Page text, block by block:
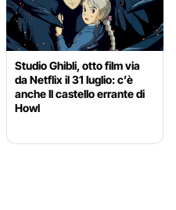
Studio Ghibli, otto film via
da Netflix il 31 luglio: c’è
anche Il castello errante di
Howl